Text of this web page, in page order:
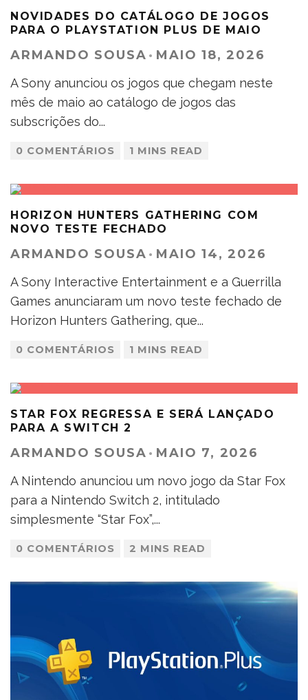
NOVIDADES DO CATÁLOGO DE JOGOS
PARA O PLAYSTATION PLUS DE MAIO
ARMANDO SOUSA · MAIO 18, 2026
A Sony anunciou os jogos que chegam neste
mês de maio ao catálogo de jogos das
subscrições do...
0 COMENTÁRIOS 1 MINS READ
HORIZON HUNTERS GATHERING COM
NOVO TESTE FECHADO
ARMANDO SOUSA · MAIO 14, 2026
A Sony Interactive Entertainment e a Guerrilla
Games anunciaram um novo teste fechado de
Horizon Hunters Gathering, que...
0 COMENTÁRIOS 1 MINS READ
STAR FOX REGRESSA E SERÁ LANÇADO
PARA A SWITCH 2
ARMANDO SOUSA · MAIO 7, 2026
A Nintendo anunciou um novo jogo da Star Fox
para a Nintendo Switch 2, intitulado
simplesmente “Star Fox”,...
0 COMENTÁRIOS 2 MINS READ